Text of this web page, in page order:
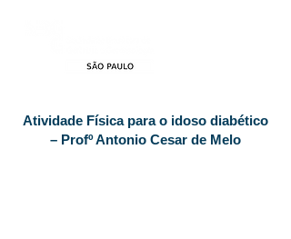
Atividade Física para o idoso diabético
– Profº Antonio Cesar de Melo